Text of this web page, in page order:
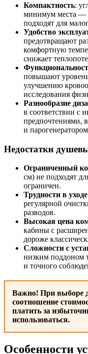
Компактность:
минимум места —
подходят для
Удобство
предотвращают
комфортную
снижает
повышают
улучшению
исследования
Разнообразие
в соответствии с
предпочтениями,
и
Недостатки
Ограниченный
см) не подходят
ограничен.
Трудности в уходе
регулярной
разводов.
Высокая цена
кабины с
дороже
Сложности с
низким поддоном
и точного
Важно! При выборе
соотношение
платить за
использоваться.
Особенности